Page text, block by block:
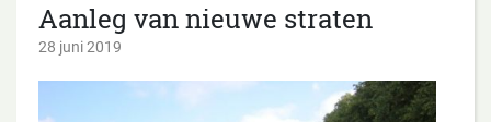
Aanleg van nieuwe straten
28 juni 2019